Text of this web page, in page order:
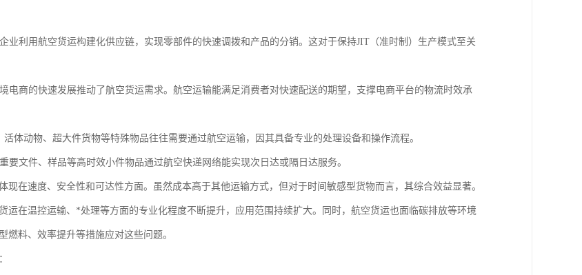
业利用航空货运构建化供应链，实现零部件的快速调拨和产品的分销。这对于保持JIT（准时制）生产模式至关
电商的快速发展推动了航空货运需求。航空运输能满足消费者对快速配送的期望，支撑电商平台的物流时效承
体动物、超大件货物等特殊物品往往需要通过航空运输，因其具备专业的处理设备和操作流程。
要文件、样品等高时效小件物品通过航空快递网络能实现次日达或隔日达服务。
现在速度、安全性和可达性方面。虽然成本高于其他运输方式，但对于时间敏感型货物而言，其综合效益显著。
运在温控运输、*处理等方面的专业化程度不断提升，应用范围持续扩大。同时，航空货运也面临碳排放等环境
燃料、效率提升等措施应对这些问题。